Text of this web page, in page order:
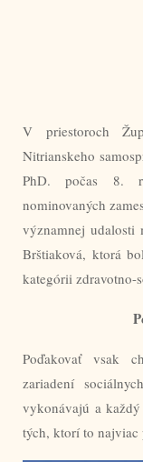
V priestoroch
Nitrianskeho
PhD. počas 8.
nominovaných
významnej udalosti
Brštiaková, ktorá
kategórii zdravotno-
Poďakovať vsak
zariadení
vykonávajú a
tých, ktorí to najviac